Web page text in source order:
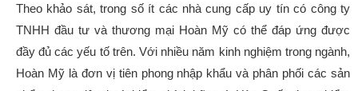
Theo khảo sát, trong số ít các nhà cung cấp uy tín có công ty
TNHH đầu tư và thương mại Hoàn Mỹ có thể đáp ứng được
đầy đủ các yếu tố trên. Với nhiều năm kinh nghiệm trong ngành,
Hoàn Mỹ là đơn vị tiên phong nhập khẩu và phân phối các sản